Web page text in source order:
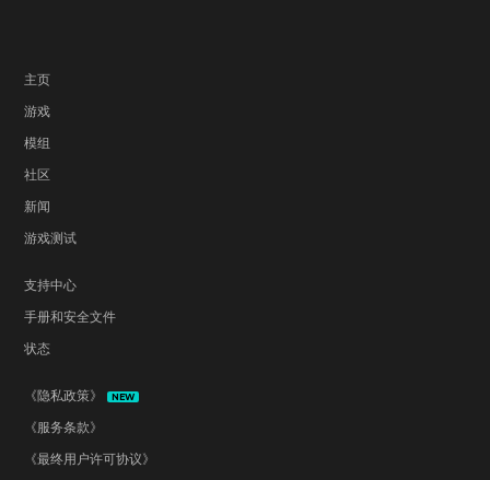
主页
游戏
模组
社区
新闻
游戏测试
支持中心
手册和安全文件
状态
《隐私政策》 NEW
《服务条款》
《最终用户许可协议》